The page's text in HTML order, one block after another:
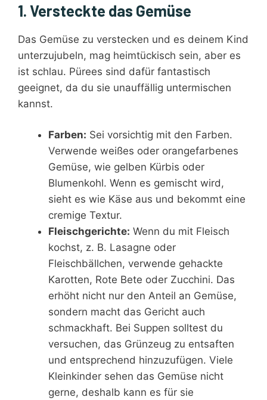
1. Versteckte das Gemüse
Das Gemüse zu verstecken und es deinem Kind
unterzujubeln, mag heimtückisch sein, aber es
ist schlau. Pürees sind dafür fantastisch
geeignet, da du sie unauffällig untermischen
kannst.
Farben: Sei vorsichtig mit den Farben.
Verwende weißes oder orangefarbenes
Gemüse, wie gelben Kürbis oder
Blumenkohl. Wenn es gemischt wird,
sieht es wie Käse aus und bekommt eine
cremige Textur.
Fleischgerichte: Wenn du mit Fleisch
kochst, z. B. Lasagne oder
Fleischbällchen, verwende gehackte
Karotten, Rote Bete oder Zucchini. Das
erhöht nicht nur den Anteil an Gemüse,
sondern macht das Gericht auch
schmackhaft. Bei Suppen solltest du
versuchen, das Grünzeug zu entsaften
und entsprechend hinzuzufügen. Viele
Kleinkinder sehen das Gemüse nicht
gerne, deshalb kann es für sie